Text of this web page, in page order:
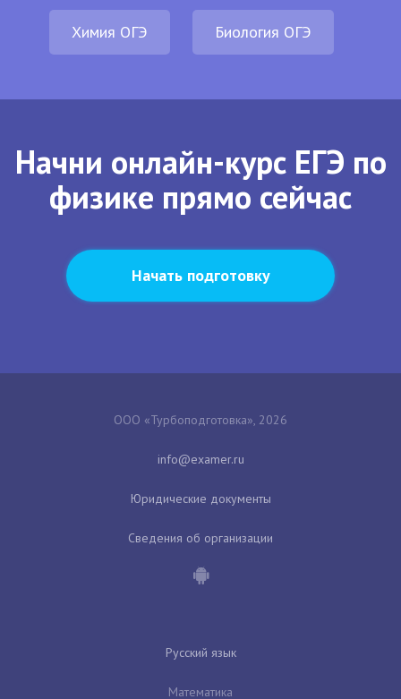
Химия ОГЭ Биология ОГЭ
Начни онлайн-курс ЕГЭ по
физике прямо сейчас
Начать подготовку
ООО «Турбоподготовка», 2026
Юридические документы
Сведения об организации
Русский язык
Математика